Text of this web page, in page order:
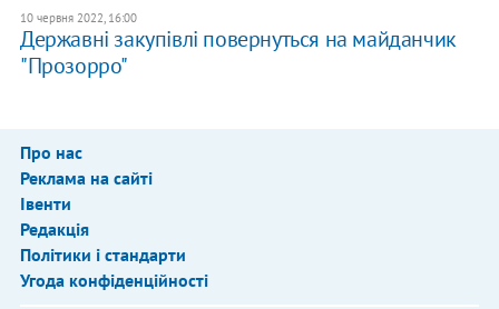
10 червня 2022, 16:00
Державні закупівлі повернуться на майданчик
"Прозорро"
Про нас
Реклама на сайті
Івенти
Редакція
Політики і стандарти
Угода конфіденційності